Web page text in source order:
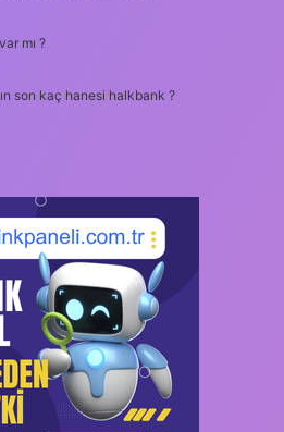
mı ?
son kaç hanesi halkbank ?